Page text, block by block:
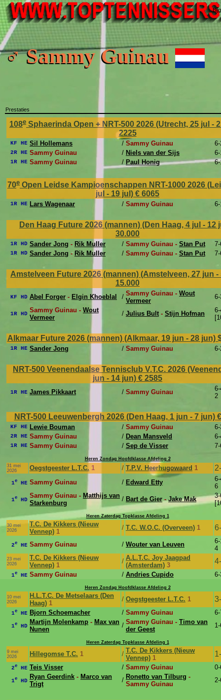
♂ Sammy Guinau
Prestaties
108e Sphaerinda Open + NRT-500 2026 (Utrecht, 25 jul -
2225
KF HE Sil Hollemans / Sammy Guinau
2R HE Sammy Guinau / Niels van der Sijs
1R HE Sammy Guinau / Paul Honig
70e Open Leidse Kampioenschappen NRT-1000 2026
jul - 19 jul) € 6065
1R HE Lars Wagenaar / Sammy Guinau
Den Haag Future 2026 (mannen) (Den Haag, 4 jul - 12
30.000
1R HD Sander Jong - Rik Muller / Sammy Guinau - Stan Put
1R HD Sander Jong - Rik Muller / Sammy Guinau - Stan Put
Amstelveen Future 2026 (mannen) (Amstelveen, 27 jun
15.000
KF HD Abel Forger - Elgin Khoeblal / Sammy Guinau - Wout
Vermeer
1R HD Sammy Guinau - Wout
Vermeer
/ Julius Bult - Stijn Hofman
Alkmaar Future 2026 (mannen) (Alkmaar, 19 jun - 28 jun)
1R HE Sander Jong / Sammy Guinau
NRT-500 Veenendaalse Tennisclub V.T.C. 2026
jun - 14 jun) € 2585
1R HE James Pikkaart / Sammy Guinau
2
NRT-500 Leeuwenbergh 2026 (Den Haag, 1 jun - 7 jun)
KF HE Lewie Bouman / Sammy Guinau
2R HE Sammy Guinau / Dean Mansveld
1R HE Sammy Guinau / Sep de Visser
Heren Zondag Hoofdklasse Afdeling 2
31 mei
2026
Oegstgeester L.T.C. 1 / T.P.V. Heerhugowaard 1
1e HE Sammy Guinau / Edward Etty
6
1e HD
Sammy Guinau - Matthijs van
Starkenburg
/ Bart de Gier-Jake Mak
Heren Zaterdag Topklasse Afdeling 1
30 mei
2026
T.C. De Kikkers (Nieuw
Vennep) 1
/ T.C. W.O.C. (Overveen) 1
2e HE Sammy Guinau / Wouter van Leuven
4
23 mei
2026
T.C. De Kikkers (Nieuw
Vennep) 1
/ A.L.T.C. Joy Jaagpad
(Amsterdam) 3
1e HE Sammy Guinau / Andries Cupido
Heren Zondag Hoofdklasse Afdeling 2
10 mei
2026
H.L.T.C. De Metselaars (Den
Haag) 1
/ Oegstgeester L.T.C. 1
1e HE Bjorn Schoemacher / Sammy Guinau
1e HD
Martijn Molenkamp - Max van
Nunen
/ Sammy Guinau - Timo van
der Geest
Heren Zaterdag Topklasse Afdeling 1
9 mei
2026
Hillegomse T.C. 1 / T.C. De Kikkers (Nieuw
Vennep) 1
2e HE Teis Visser / Sammy Guinau
1e HD
Ryan Geerdink - Marco van
Trigt
/ Ronetto van Tilburg -
Sammy Guinau